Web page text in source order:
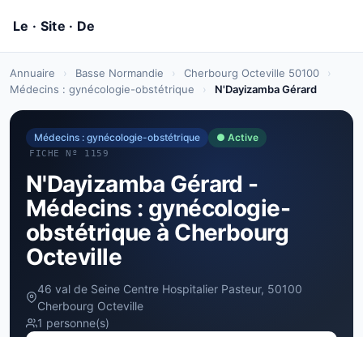
Annuaire › Basse Normandie › Cherbourg Octeville 50100
›
Médecins : gynécologie-obstétrique
› N'Dayizamba Gérard
Médecins : gynécologie-obstétrique ● Active
FICHE Nº 1159
N'Dayizamba Gérard -
Médecins : gynécologie-
obstétrique à Cherbourg
Octeville
46 val de Seine Centre Hospitalier Pasteur, 50100
Cherbourg Octeville
1 personne(s)